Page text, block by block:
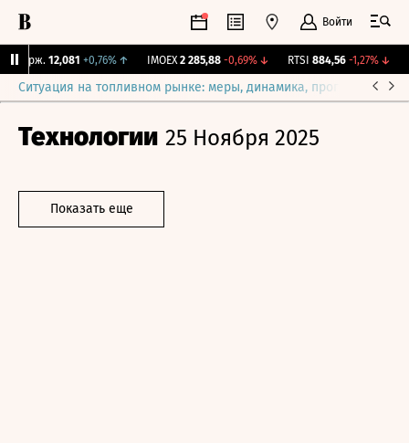
Войти
Бирж. 12,081 +0,76%↑ IMOEX 2 285,88 -0,69%↓ RTSI 884,56 -1,27%↓
Ситуация на топливном рынке: меры, динамика, прогнозы
Технологии 25 Ноября 2025
Показать еще